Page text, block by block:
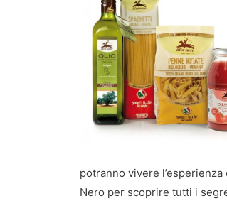
potranno vivere
Nero per scoprire tutti i